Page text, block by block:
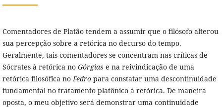
Comentadores de Platão tendem a assumir que o filósofo alterou
sua percepção sobre a retórica no decurso do tempo.
Geralmente, tais comentadores se concentram nas críticas de
Sócrates à retórica no Górgias e na reivindicação de uma
retórica filosófica noFedropara constatar uma descontinuidade
fundamental no tratamento platônico à retórica. De maneira
oposta, o meu objetivo será demonstrar uma continuidade